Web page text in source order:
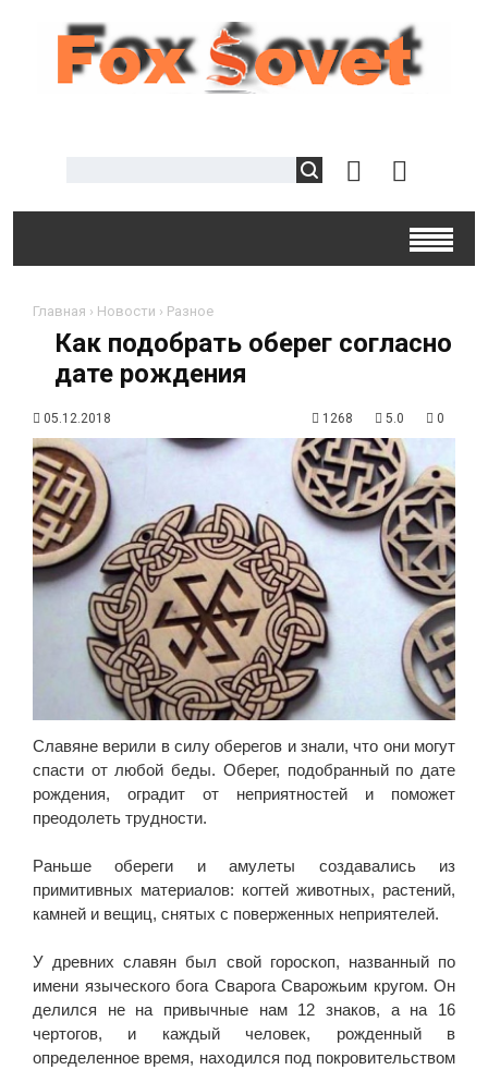
Главная › Новости › Разное
Как подобрать оберег согласно
дате рождения
05.12.2018 1268 5.0 0
Славяне верили в силу оберегов и знали, что они могут
спасти от любой беды. Оберег, подобранный по дате
рождения, оградит от неприятностей и поможет
преодолеть трудности.
Раньше обереги и амулеты создавались из
примитивных материалов: когтей животных, растений,
камней и вещиц, снятых с поверженных неприятелей.
У древних славян был свой гороскоп, названный по
имени языческого бога Сварога Сварожьим кругом. Он
делился не на привычные нам 12 знаков, а на 16
чертогов, и каждый человек, рожденный в
определенное время, находился под покровительством